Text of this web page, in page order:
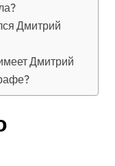
Дмитрий
Дмитрий